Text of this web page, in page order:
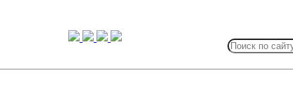
for: